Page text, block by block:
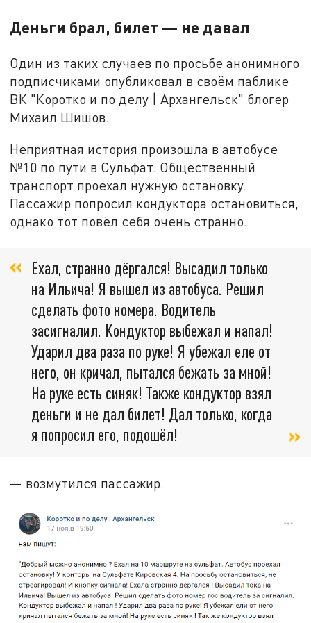
Деньги брал, билет — не давал
Один из таких случаев по просьбе анонимного
подписчиками опубликовал в своём паблике
ВК "Коротко и по делу | Архангельск" блогер
Михаил Шишов.
Неприятная история произошла в автобусе
№10 по пути в Сульфат. Общественный
транспорт проехал нужную остановку.
Пассажир попросил кондуктора остановиться,
однако тот повёл себя очень странно.
Ехал, странно дёргался! Высадил только
на Ильича! Я вышел из автобуса. Решил
сделать фото номера. Водитель
засигналил. Кондуктор выбежал и напал!
Ударил два раза по руке! Я убежал еле от
него, он кричал, пытался бежать за мной!
На руке есть синяк! Также кондуктор взял
деньги и не дал билет! Дал только, когда
я попросил его, подошёл!
— возмутился пассажир.